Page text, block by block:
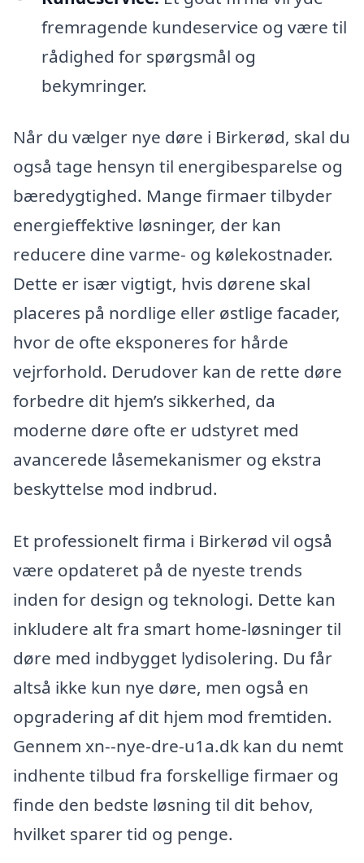
fremragende kundeservice og være til
rådighed for spørgsmål og
bekymringer.
Når du vælger nye døre i Birkerød, skal du
også tage hensyn til energibesparelse og
bæredygtighed. Mange firmaer tilbyder
energieffektive løsninger, der kan
reducere dine varme- og kølekostnader.
Dette er især vigtigt, hvis dørene skal
placeres på nordlige eller østlige facader,
hvor de ofte eksponeres for hårde
vejrforhold. Derudover kan de rette døre
forbedre dit hjem’s sikkerhed, da
moderne døre ofte er udstyret med
avancerede låsemekanismer og ekstra
beskyttelse mod indbrud.
Et professionelt firma i Birkerød vil også
være opdateret på de nyeste trends
inden for design og teknologi. Dette kan
inkludere alt fra smart home-løsninger til
døre med indbygget lydisolering. Du får
altså ikke kun nye døre, men også en
opgradering af dit hjem mod fremtiden.
Gennem xn--nye-dre-u1a.dk kan du nemt
indhente tilbud fra forskellige firmaer og
finde den bedste løsning til dit behov,
hvilket sparer tid og penge.